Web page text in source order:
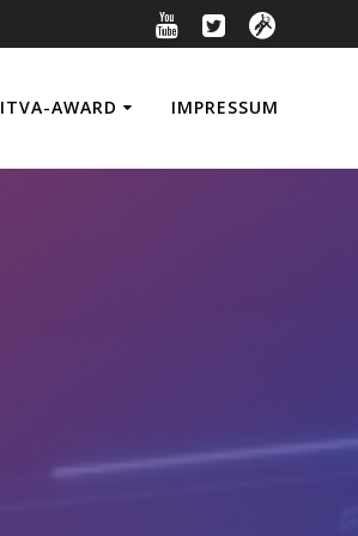
ITVA-AWARD IMPRESSUM